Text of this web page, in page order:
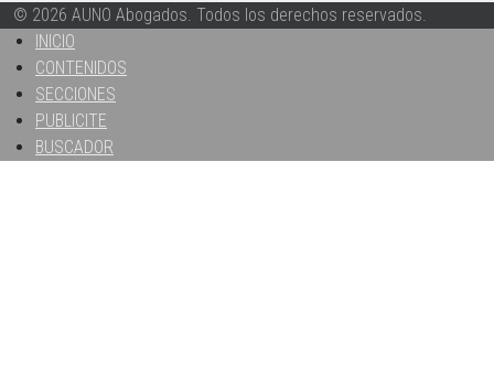
© 2026 AUNO Abogados. Todos los derechos reservados.
INICIO
CONTENIDOS
SECCIONES
PUBLICITE
BUSCADOR